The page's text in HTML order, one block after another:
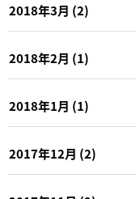
2018年3月 (2)
2018年2月 (1)
2018年1月 (1)
2017年12月 (2)